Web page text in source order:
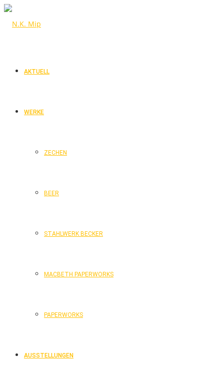
AKTUELL
WERKE
ZECHEN
BEER
STAHLWERK BECKER
MACBETH PAPERWORKS
PAPERWORKS
AUSSTELLUNGEN